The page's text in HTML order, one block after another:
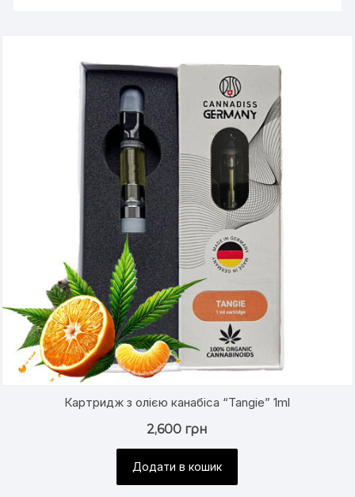
Картридж з олією канабіса “Tangie” 1ml
2,600 грн
Додати в кошик